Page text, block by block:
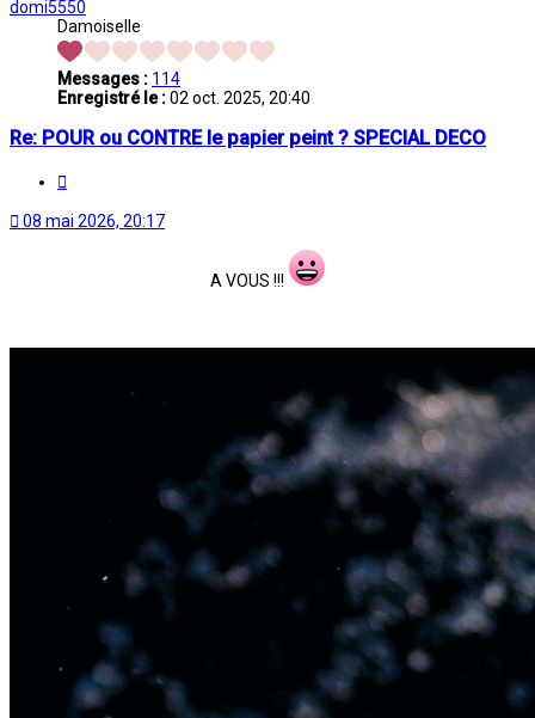
domi5550
Damoiselle
Messages : 114
Enregistré le :02 oct. 2025, 20:40
Re: POUR ou CONTRE le papier peint ? SPECIAL DECO
08 mai 2026, 20:17
A VOUS !!!